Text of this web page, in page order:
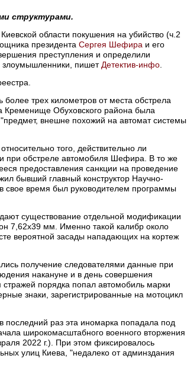
структурами.
области покушения на убийство (ч.2
президента Сергея Шефира и его
преступления и определили
злоумышленники, пишет Детектив-инфо
более трех километров от места обстрела
Кременище Обуховского района была
внешне похожий на автомат системы
того, действительно ли
при обстреле автомобиля Шефира. В то же
предоставления санкции на проведение
бывший главный конструктор Научно-
свое время был руководителем программы
существование отдельной модификации
7,62х39 мм. Именно такой калибр около
вероятной засады нападающих на кортеж
получение следователями данные при
накануне и в день совершения
порядка попал автомобиль марки
знаки, зарегистрированные на мотоцикл
последний раз эта иномарка попадала под
широкомасштабного военного вторжения
2022 г.). При этом фиксировалось
улиц Киева, "недалеко от админздания